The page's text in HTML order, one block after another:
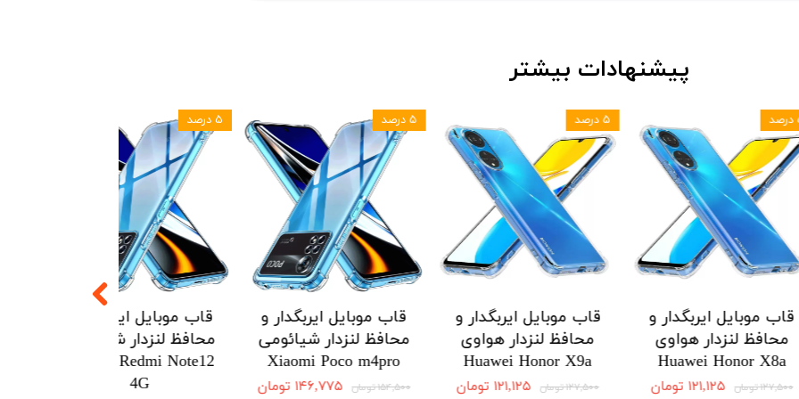
قاب موبایل ایربگدار و
محافظ لنزدار شیائومی
Xiaomi Poco m4pro
۱۵۴,۵۰۰ تومان
۵ درصد
قاب موبایل ایربگدار و
محافظ لنزدار هواوی
Huawei Honor X9a
۱۲۷,۵۰۰ تومان ۱۲۱,۱۲۵ تومان
قاب موبایل ایربگدار و
محافظ لنزدار هواوی
Huawei Honor X8a
۱۲۷,۵۰۰ تومان ۱۲۱,۱۲۵ تومان
ایربگدار و
هواوی
Huawei
موجودی
پیشنهادات بیشتر